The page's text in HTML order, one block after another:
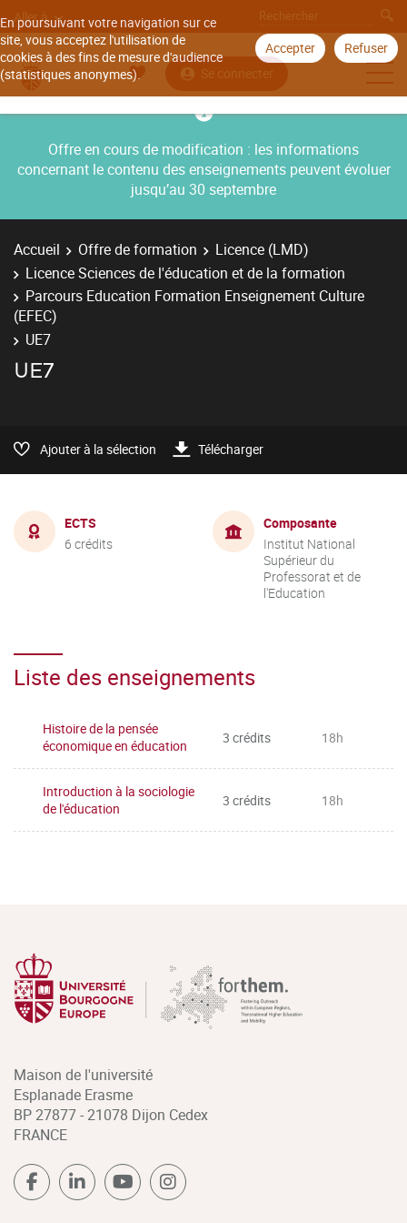
En poursuivant votre navigation sur ce
site, vous acceptez l'utilisation de
cookies à des fins de mesure d'audience
(statistiques anonymes).
Accepter Refuser
Aller à
Se connecter
Offre en cours de modification : les informations
concernant le contenu des enseignements peuvent évoluer
jusqu’au 30 septembre
Accueil Offre de formation
Licence (LMD)
Licence Sciences de l'éducation et de la formation
Parcours Education Formation Enseignement Culture
(EFEC)
UE7
UE7
Ajouter à la sélection Télécharger
ECTS
6 crédits
Composante
Institut National
Supérieur du
Professorat et de
l'Education
Liste des enseignements
Histoire de la pensée
économique en éducation
3 crédits 18h
Introduction à la sociologie
de l'éducation
3 crédits 18h
Maison de l'université
Esplanade Erasme
BP 27877 - 21078 Dijon Cedex
FRANCE